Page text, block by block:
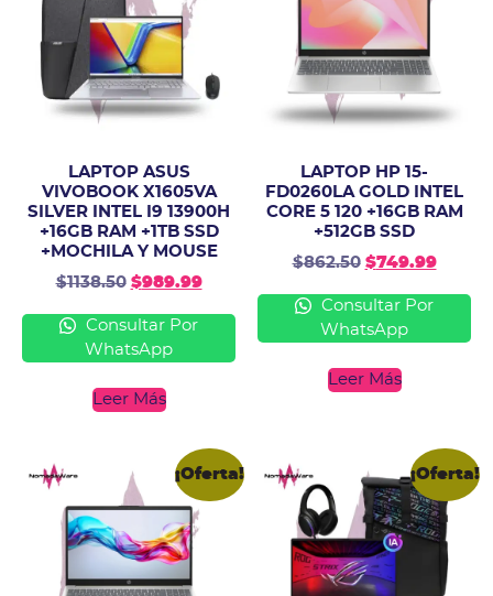
LAPTOP ASUS
VIVOBOOK X1605VA
SILVER INTEL I9 13900H
+16GB RAM +1TB SSD
+MOCHILA Y MOUSE
$1138.50 $989.99
Consultar Por
WhatsApp
Leer Más
LAPTOP HP 15-
FD0260LA GOLD INTEL
CORE 5 120 +16GB RAM
+512GB SSD
$862.50 $749.99
Consultar Por
WhatsApp
Leer Más
¡Oferta! ¡Oferta!